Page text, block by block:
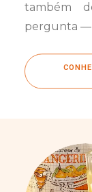
também
pergunta —